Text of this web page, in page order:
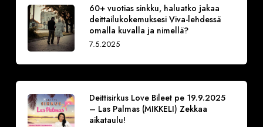
60+ vuotias sinkku, haluatko jakaa
deittailukokemuksesi Viva-lehdessä
omalla kuvalla ja nimellä?
7.5.2025
Deittisirkus Love Bileet pe 19.9.2025
– Las Palmas (MIKKELI) Zekkaa
aikataulu!